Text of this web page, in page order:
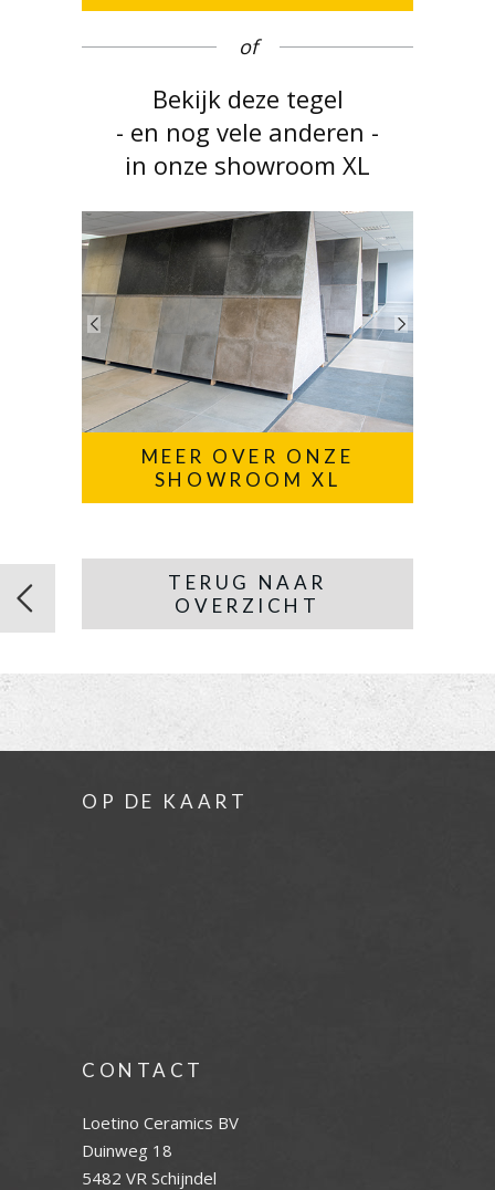
of
Bekijk deze tegel
- en nog vele anderen -
in onze showroom XL
MEER OVER ONZE
SHOWROOM XL
TERUG NAAR
OVERZICHT
OP DE KAART
CONTACT
Loetino Ceramics BV
Duinweg 18
5482 VR Schijndel